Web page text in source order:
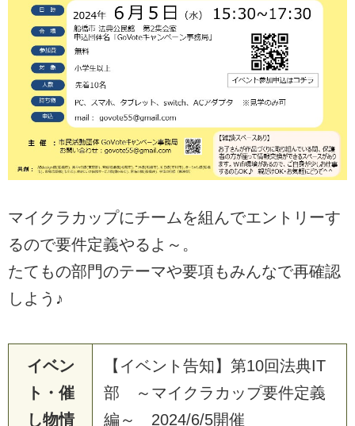
マイクラカップにチームを組んでエントリーす
るので要件定義やるよ～。
たてもの部門のテーマや要項もみんなで再確認
しよう♪
イベン
ト・催
し物情
【イベント告知】第10回法典IT
部 ～マイクラカップ要件定義
編～ 2024/6/5開催